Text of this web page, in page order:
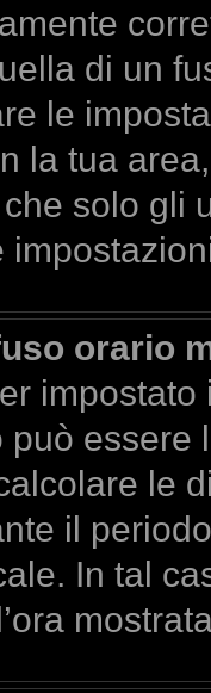
di un
le
la tua
solo gli
orario
essere
le
il
In tal